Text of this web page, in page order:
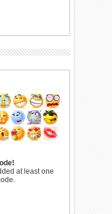
at least one